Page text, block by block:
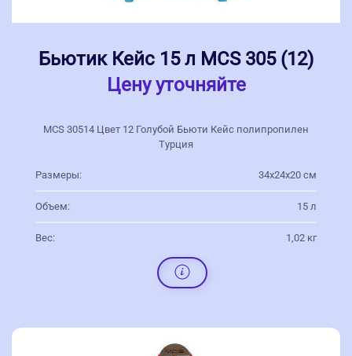
Бьютик Кейс 15 л MCS 305 (12)
Цену уточняйте
MCS 30514 Цвет 12 Голубой Бьюти Кейс полипропилен
Турция
Размеры: 34х24х20 см
Объем: 15 л
Вес: 1,02 кг